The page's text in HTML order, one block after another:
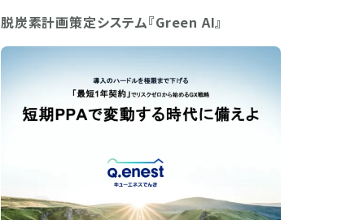
脱炭素計画策定システム『Green AI』